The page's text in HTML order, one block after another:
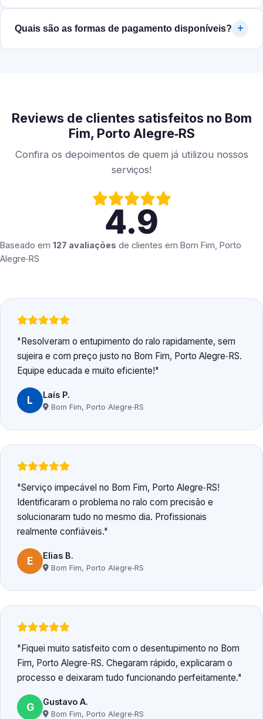
Quais são as formas de pagamento disponíveis?
Reviews de clientes satisfeitos no Bom
Fim, Porto Alegre‑RS
Confira os depoimentos de quem já utilizou nossos
serviços!
4.9
Baseado em 127 avaliações de clientes em Bom Fim, Porto
Alegre‑RS
Resolveram o entupimento do ralo rapidamente, sem
sujeira e com preço justo no Bom Fim, Porto Alegre‑RS.
Equipe educada e muito eficiente!
L Laís P.
Bom Fim, Porto Alegre‑RS
Serviço impecável no Bom Fim, Porto Alegre‑RS!
Identificaram o problema no ralo com precisão e
solucionaram tudo no mesmo dia. Profissionais
realmente confiáveis.
E Elias B.
Bom Fim, Porto Alegre‑RS
Fiquei muito satisfeito com o desentupimento no Bom
Fim, Porto Alegre‑RS. Chegaram rápido, explicaram o
processo e deixaram tudo funcionando perfeitamente.
G Gustavo A.
Bom Fim, Porto Alegre‑RS